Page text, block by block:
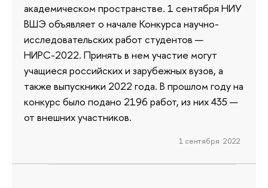
академическом пространстве. 1 сентября НИУ
ВШЭ объявляет о начале Конкурса научно-
исследовательских работ студентов —
НИРС-2022. Принять в нем участие могут
учащиеся российских и зарубежных вузов, а
также выпускники 2022 года. В прошлом году на
конкурс было подано 2196 работ, из них 435 —
от внешних участников.
1 сентября 2022